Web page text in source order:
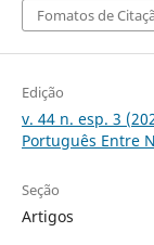
Fomatos de
Edição
v. 44 n. esp. 3
Português Entre
Seção
Artigos